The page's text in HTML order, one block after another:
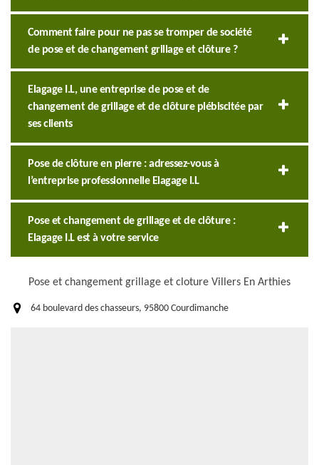
Comment faire pour ne pas se tromper de société
de pose et de changement grillage et clôture ?
Elagage I.L, une entreprise de pose et de
changement de grillage et de clôture plébiscitée par
ses clients
Pose de clôture en pierre : adressez-vous à
l’entreprise professionnelle Elagage I.L
Pose et changement de grillage et de clôture :
Elagage I.L est à votre service
Pose et changement grillage et cloture Villers En Arthies
64 boulevard des chasseurs, 95800 Courdimanche